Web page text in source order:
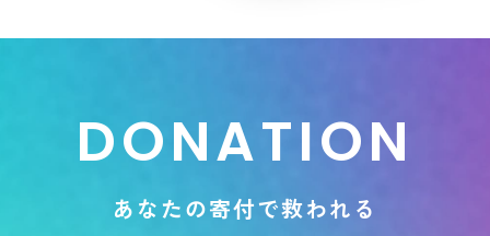
DONATION
あ な たの寄付で救われ る